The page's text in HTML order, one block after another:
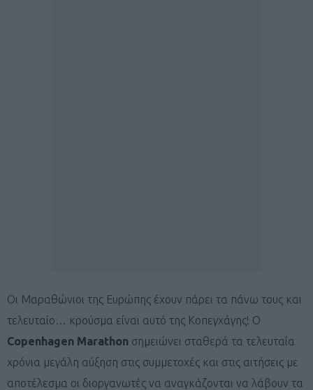
Oι Μαραθώνιοι της Ευρώπης έχουν πάρει τα πάνω τους και
τελευταίο… κρούσμα είναι αυτό της Κοπεγχάγης! Ο
Copenhagen Marathon σημειώνει σταθερά τα τελευταία
χρόνια μεγάλη αύξηση στις συμμετοχές και στις αιτήσεις με
αποτέλεσμα οι διοργανωτές να αναγκάζονται να λάβουν τα